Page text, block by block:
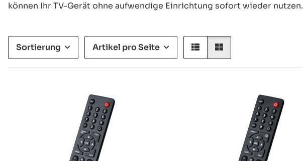
können Ihr TV-Gerät ohne aufwendige Einrichtung sofort wieder nutzen.
Sortierung Artikel pro Seite